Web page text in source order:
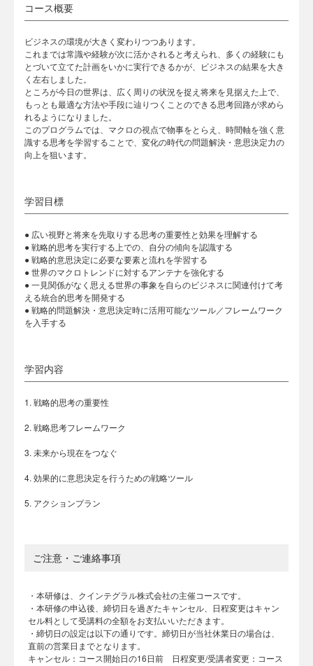
コース概要
ビジネスの環境が大きく変わりつつあります。
これまでは常識や経験が次に活かされると考えられ、多くの経験にも
とづいて立てた計画をいかに実行できるかが、ビジネスの結果を大き
く左右しました。
ところが今日の世界は、広く周りの状況を捉え将来を見据えた上で、
もっとも最適な方法や手段に辿りつくことのできる思考回路が求めら
れるようになりました。
このプログラムでは、マクロの視点で物事をとらえ、時間軸を強く意
識する思考を学習することで、変化の時代の問題解決・意思決定力の
向上を狙います。
学習目標
● 広い視野と将来を先取りする思考の重要性と効果を理解する
● 戦略的思考を実行する上での、自分の傾向を認識する
● 戦略的意思決定に必要な要素と流れを学習する
● 世界のマクロトレンドに対するアンテナを強化する
● 一見関係がなく思える世界の事象を自らのビジネスに関連付けて考
える統合的思考を開発する
● 戦略的問題解決・意思決定時に活用可能なツール／フレームワーク
を入手する
学習内容
1. 戦略的思考の重要性
2. 戦略思考フレームワーク
3. 未来から現在をつなぐ
4. 効果的に意思決定を行うための戦略ツール
5. アクションプラン
ご注意・ご連絡事項
・本研修は、クインテグラル株式会社の主催コースです。
・本研修の申込後、締切日を過ぎたキャンセル、日程変更はキャン
セル料として受講料の全額をお支払いいただきます。
・締切日の設定は以下の通りです。締切日が当社休業日の場合は、
直前の営業日までとなります。
キャンセル：コース開始日の16日前 日程変更/受講者変更：コース